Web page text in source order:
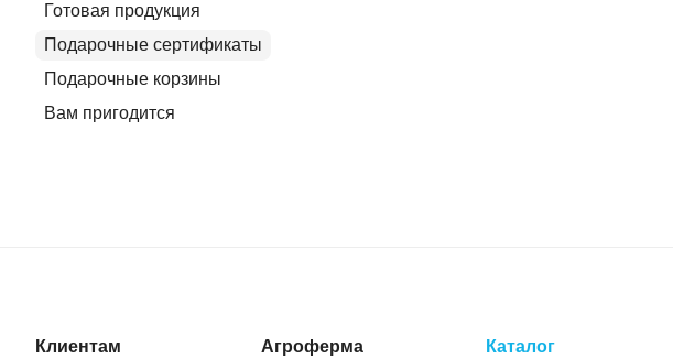
Готовая продукция
Подарочные сертификаты
Подарочные корзины
Вам пригодится
Клиентам Агроферма Каталог